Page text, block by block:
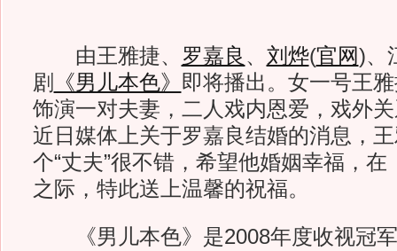
由王雅捷、 罗嘉良 、 刘烨(官网)、
剧
《男儿本色》 即将播出。女一号王
饰演一对夫妻，二人戏内恩爱，戏外
近日媒体上关于罗嘉良结婚的消息，
个“丈夫”很不错，希望他婚姻幸福，
之际，特此送上温馨的祝福。
《男儿本色》是2008年度收视冠军